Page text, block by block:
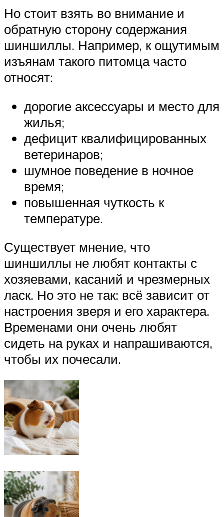
Но стоит взять во внимание и
обратную сторону содержания
шиншиллы. Например, к ощутимым
изъянам такого питомца часто
относят:
дорогие аксессуары и место для
жилья;
дефицит квалифицированных
ветеринаров;
шумное поведение в ночное
время;
повышенная чуткость к
температуре.
Существует мнение, что
шиншиллы не любят контакты с
хозяевами, касаний и чрезмерных
ласк. Но это не так: всё зависит от
настроения зверя и его характера.
Временами они очень любят
сидеть на руках и напрашиваются,
чтобы их почесали.